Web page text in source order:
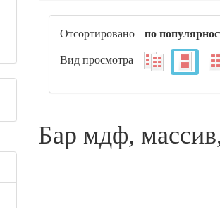
Отсортировано по
Вид просмотра
Бар мдф,